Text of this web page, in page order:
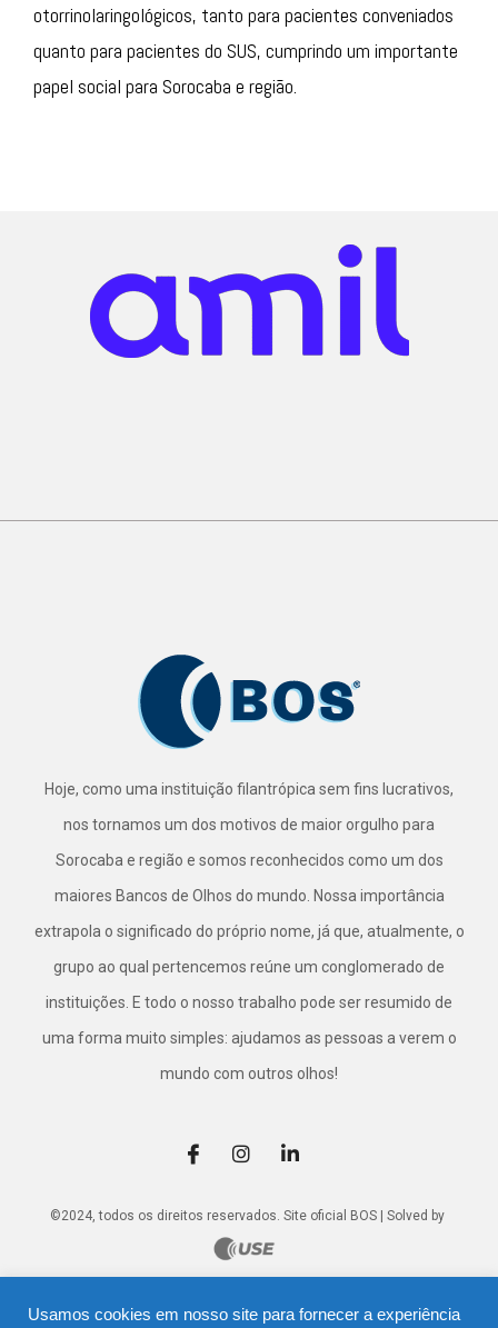
otorrinolaringológicos, tanto para pacientes conveniados
quanto para pacientes do SUS, cumprindo um importante
papel social para Sorocaba e região.
Hoje, como uma instituição filantrópica sem fins lucrativos,
nos tornamos um dos motivos de maior orgulho para
Sorocaba e região e somos reconhecidos como um dos
maiores Bancos de Olhos do mundo. Nossa importância
extrapola o significado do próprio nome, já que, atualmente, o
grupo ao qual pertencemos reúne um conglomerado de
instituições. E todo o nosso trabalho pode ser resumido de
uma forma muito simples: ajudamos as pessoas a verem o
mundo com outros olhos!
©2024, todos os direitos reservados. Site oficial BOS | Solved by
Usamos cookies em nosso site para fornecer a experiência